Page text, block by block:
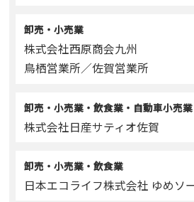
卸売・小売業
株式会社西原商会九州
鳥栖営業所／佐賀営業所
卸売・小売業・飲食業・自動車小売業
株式会社日産サティオ佐賀
卸売・小売業・飲食業
日本エコライフ株式会社 ゆめソ